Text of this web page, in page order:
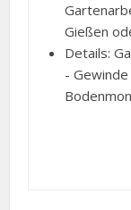
Gießen
Details:
-